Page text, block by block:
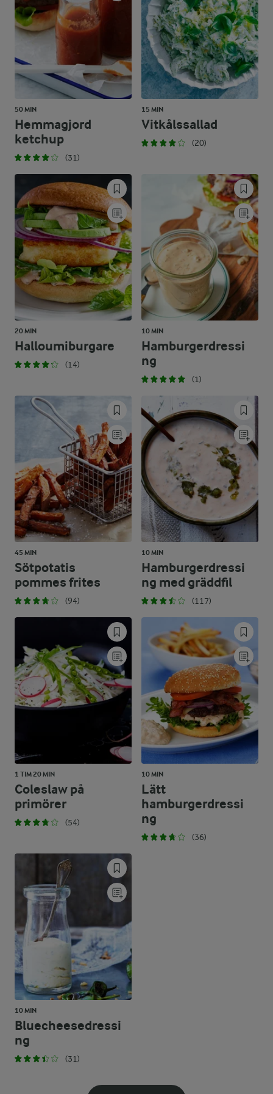
50 MIN
Hemmagjord
ketchup
(31)
15 MIN
Vitkålssallad
(20)
20 MIN
Halloumiburgare
(14)
10 MIN
Hamburgerdressi
ng
(1)
45 MIN
Sötpotatis
pommes frites
(94)
10 MIN
Hamburgerdressi
ng med gräddfil
(117)
1 TIM 20 MIN
Coleslaw på
primörer
(54)
10 MIN
Lätt
hamburgerdressi
ng
(36)
10 MIN
Bluecheesedressi
ng
(31)